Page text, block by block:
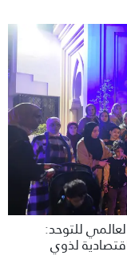
للتوحد:
لذوي